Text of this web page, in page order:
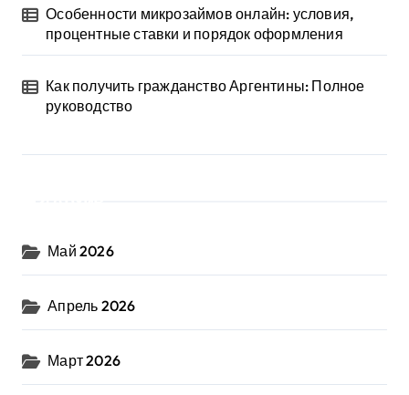
Особенности микрозаймов онлайн: условия,
процентные ставки и порядок оформления
Как получить гражданство Аргентины: Полное
руководство
Май 2026
Апрель 2026
Март 2026